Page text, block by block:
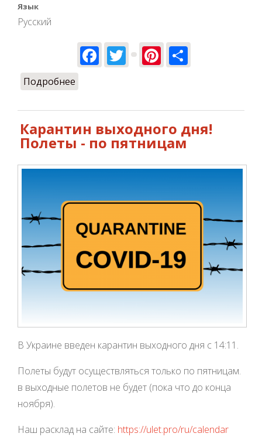
Язык
Русский
Facebook
TwitterPinterest
Подробнее
Карантин выходного дня!
Полеты - по пятницам
В Украине введен карантин выходного дня с 14:11.
Полеты будут осуществляться только по пятницам.
в выходные полетов не будет (пока что до конца
ноября).
Наш расклад на сайте: https://ulet.pro/ru/calendar